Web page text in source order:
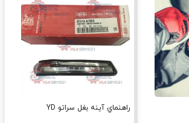
راهنماي آينه بغل سراتو YD